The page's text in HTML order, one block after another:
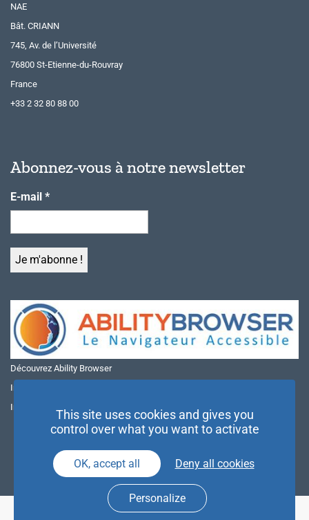
NAE
Bât. CRIANN
745, Av. de l’Université
76800 St-Etienne-du-Rouvray
France
+33 2 32 80 88 00
Abonnez-vous à notre newsletter
E-mail *
Découvrez Ability Browser
Installer Ability Browser sur Windows
Installer Ability Browser sur Mac
This site uses cookies and gives you
control over what you want to activate
OK, accept all Deny all cookies
Personalize